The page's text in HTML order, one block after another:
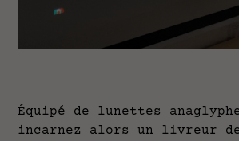
Équipé de lunettes
incarnez alors un livreur de